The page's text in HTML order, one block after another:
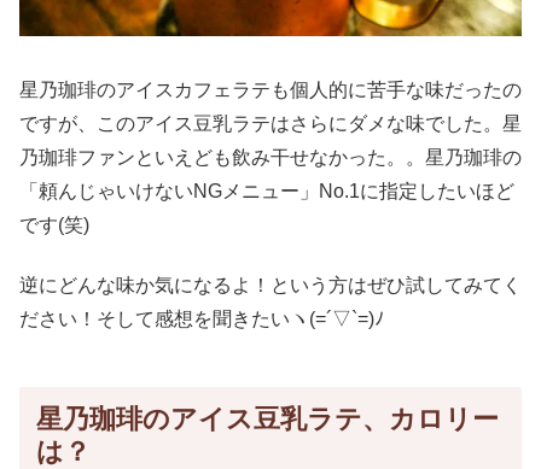
星乃珈琲のアイスカフェラテも個人的に苦手な味だったの
ですが、このアイス豆乳ラテはさらにダメな味でした。星
乃珈琲ファンといえども飲み干せなかった。。星乃珈琲の
「頼んじゃいけないNGメニュー」No.1に指定したいほど
です(笑)
逆にどんな味か気になるよ！という方はぜひ試してみてく
ださい！そして感想を聞きたいヽ(=´▽`=)ﾉ
星乃珈琲のアイス豆乳ラテ、カロリー
は？